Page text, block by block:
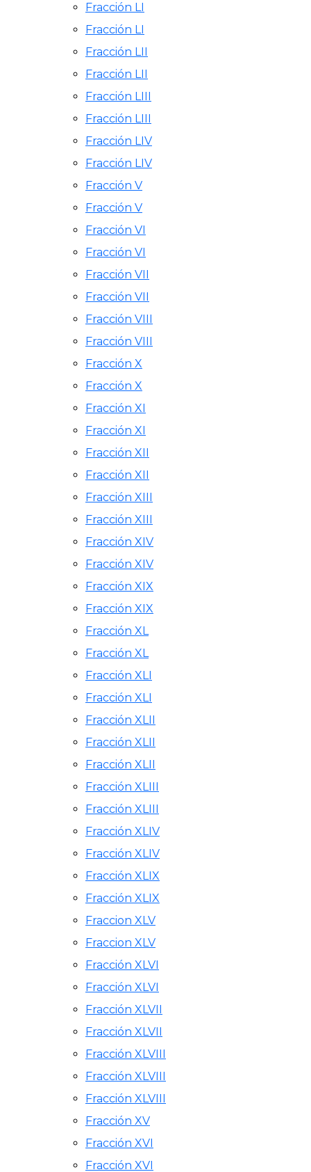
Fracción LI
Fracción LI
Fracción LII
Fracción LII
Fracción LIII
Fracción LIII
Fracción LIV
Fracción LIV
Fracción V
Fracción V
Fracción VI
Fracción VI
Fracción VII
Fracción VII
Fracción VIII
Fracción VIII
Fracción X
Fracción X
Fracción XI
Fracción XI
Fracción XII
Fracción XII
Fracción XIII
Fracción XIII
Fracción XIV
Fracción XIV
Fracción XIX
Fracción XIX
Fracción XL
Fracción XL
Fracción XLI
Fracción XLI
Fracción XLII
Fracción XLII
Fracción XLII
Fracción XLIII
Fracción XLIII
Fracción XLIV
Fracción XLIV
Fracción XLIX
Fracción XLIX
Fraccion XLV
Fraccion XLV
Fracción XLVI
Fracción XLVI
Fracción XLVII
Fracción XLVII
Fracción XLVIII
Fracción XLVIII
Fracción XLVIII
Fracción XV
Fracción XVI
Fracción XVI